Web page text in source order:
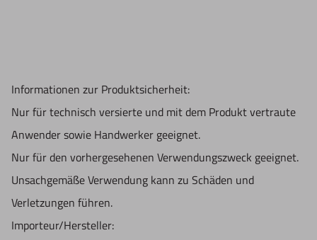
Informationen zur Produktsicherheit:
Nur für technisch versierte und mit dem Produkt vertraute
Anwender sowie Handwerker geeignet.
Nur für den vorhergesehenen Verwendungszweck geeignet.
Unsachgemäße Verwendung kann zu Schäden und
Verletzungen führen.
Importeur/Hersteller: